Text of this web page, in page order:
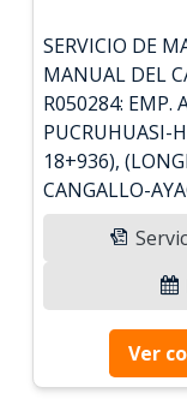
SERVICIO DE
MANUAL DEL
R050284: EMP.
PUCRUHUASI-
18+936),
CANGALLO-
Ver